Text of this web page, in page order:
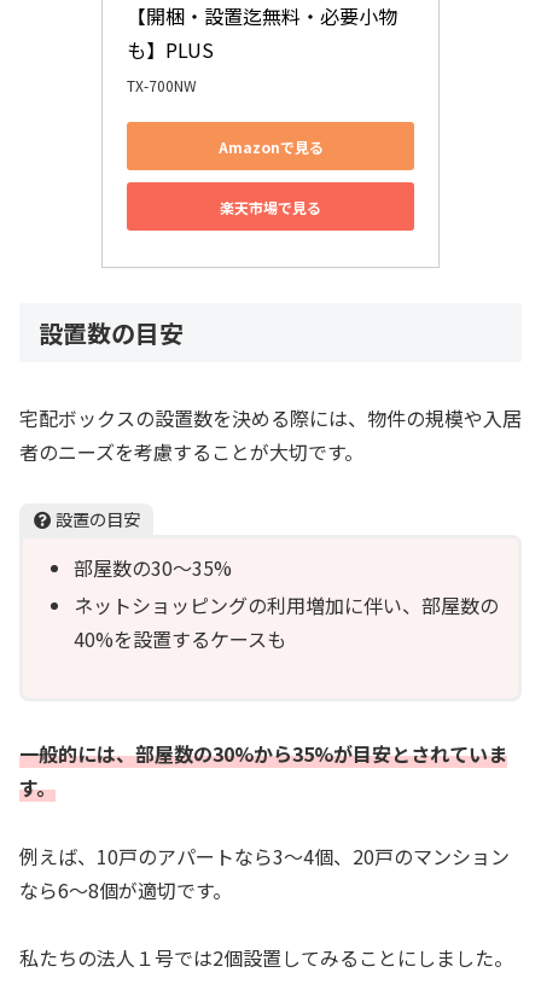
【開梱・設置迄無料・必要小物
も】PLUS
TX-700NW
Amazonで見る
楽天市場で見る
設置数の目安
宅配ボックスの設置数を決める際には、物件の規模や入居
者のニーズを考慮することが大切です。
設置の目安
部屋数の30〜35%
ネットショッピングの利用増加に伴い、部屋数の
40%を設置するケースも
一般的には、部屋数の30%から35%が目安とされていま
す。
例えば、10戸のアパートなら3～4個、20戸のマンション
なら6～8個が適切です。
私たちの法人１号では2個設置してみることにしました。